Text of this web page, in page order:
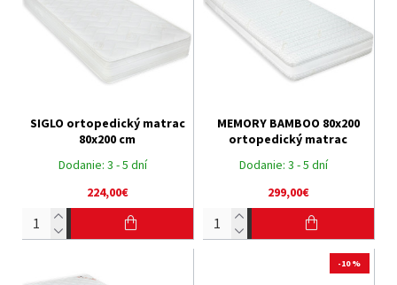
Dodanie: 3 - 5 dní
SIGLO ortopedický matrac
80x200 cm
224,00€
Dodanie: 3 - 5 dní
MEMORY BAMBOO 80x200
ortopedický matrac
299,00€
-10 %